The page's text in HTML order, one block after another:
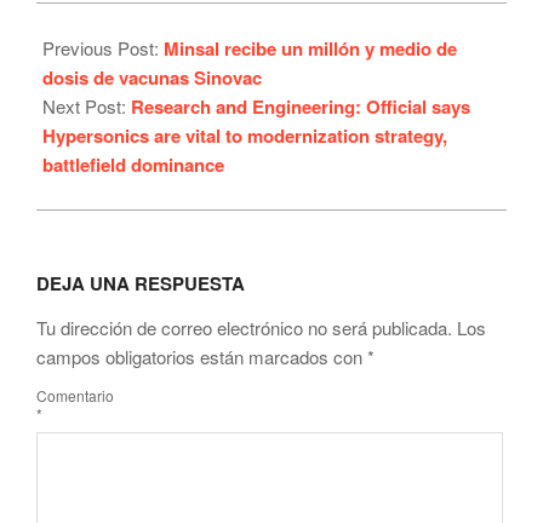
05-
03
Previous Post: Minsal recibe un millón y medio de
dosis de vacunas Sinovac
Next Post: Research and Engineering: Official says
Hypersonics are vital to modernization strategy,
battlefield dominance
DEJA UNA RESPUESTA
Tu dirección de correo electrónico no será publicada. Los
campos obligatorios están marcados con*
Comentario
*